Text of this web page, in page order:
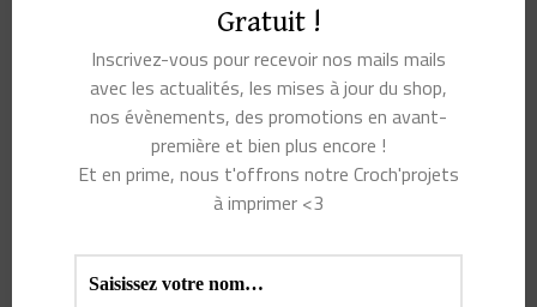
Divers petits accessoires (65)
Fils à crocheter ou à tricoter (63)
Kits à crocheter (53)
(143)
Marqueurs de maille (341)
Matériel pour amigurumi (10)
Modèles au crochet (35)
Gratuit !
Inscrivez-vous pour recevoir nos mails mails
avec les actualités, les mises à jour du shop,
nos évènements, des promotions en avant-
première et bien plus encore !
Et en prime, nous t'offrons notre Croch'projets
à imprimer <3